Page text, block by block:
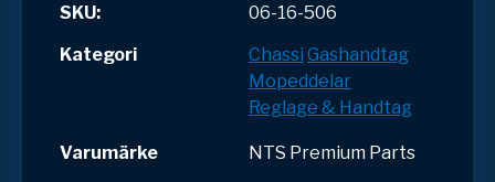
SKU:
06-16-506
Kategori
Chassi Gashandtag
Mopeddelar
Reglage & Handtag
Varumärke
NTS Premium Parts